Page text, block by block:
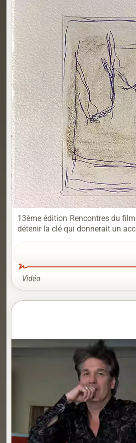
13ème édition Rencontres du
détenir la clé qui donnerait un
Vidéo